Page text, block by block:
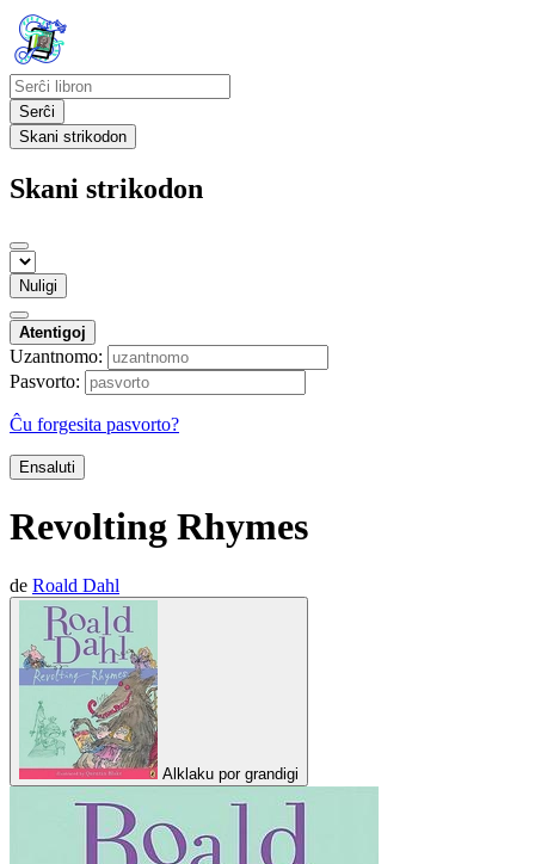
Serĉi
Skani strikodon
Skani strikodon
Nuligi
Atentigoj
Uzantnomo:
Pasvorto:
Ĉu forgesita pasvorto?
Ensaluti
Revolting Rhymes
de Roald Dahl
Alklaku por grandigi